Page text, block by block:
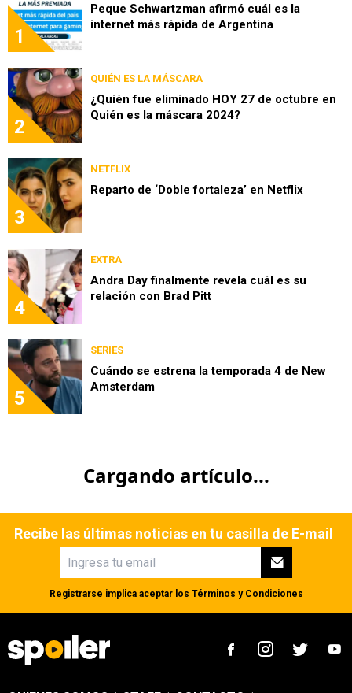
1
Peque Schwartzman afirmó cuál es la
internet más rápida de Argentina
2
QUIÉN ES LA MÁSCARA
¿Quién fue eliminado HOY 27 de octubre en
Quién es la máscara 2024?
3
NETFLIX
Reparto de ‘Doble fortaleza’ en Netflix
4
EXTRA
Andra Day finalmente revela cuál es su
relación con Brad Pitt
5
SERIES
Cuándo se estrena la temporada 4 de New
Amsterdam
Cargando artículo...
Recibe las últimas noticias en tu casilla de E-mail
Registrarse implica aceptar los Términos y Condiciones